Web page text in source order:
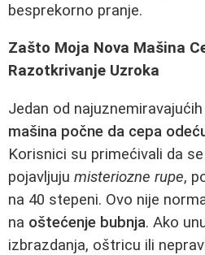
besprekorno pranje.
Zašto Moja Nova Mašina
Razotkrivanje Uzroka
Jedan od
mašina počne da cepa
Korisnici su primećivali da
pojavljuju misteriozne rupe,
na 40 stepeni. Ovo nije
na oštećenje bubnja. Ako
izbrazdanja, oštricu ili